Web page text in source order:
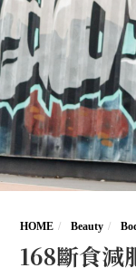
HOME Beauty
168斷食減